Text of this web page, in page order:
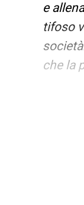
e
tifoso
che la
LA